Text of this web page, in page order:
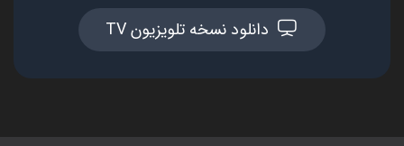
دانلود نسخه تلویزیون TV